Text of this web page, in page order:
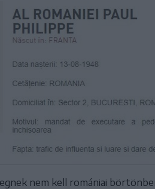
nem kell romániai